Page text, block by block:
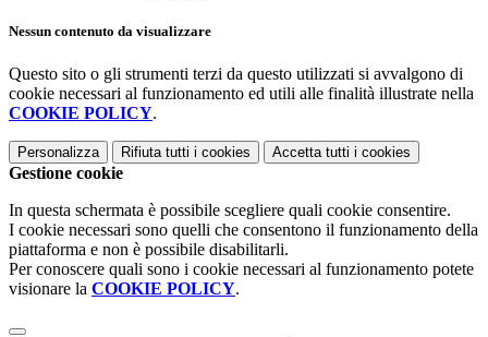
Nessun contenuto da visualizzare
Questo sito o gli strumenti terzi da questo utilizzati si avvalgono di
cookie necessari al funzionamento ed utili alle finalità illustrate nella
COOKIE POLICY.
Personalizza Rifiuta tutti i cookies Accetta tutti i cookies
Gestione cookie
In questa schermata è possibile scegliere quali cookie consentire.
I cookie necessari sono quelli che consentono il funzionamento della
piattaforma e non è possibile disabilitarli.
Per conoscere quali sono i cookie necessari al funzionamento potete
visionare la COOKIE POLICY.